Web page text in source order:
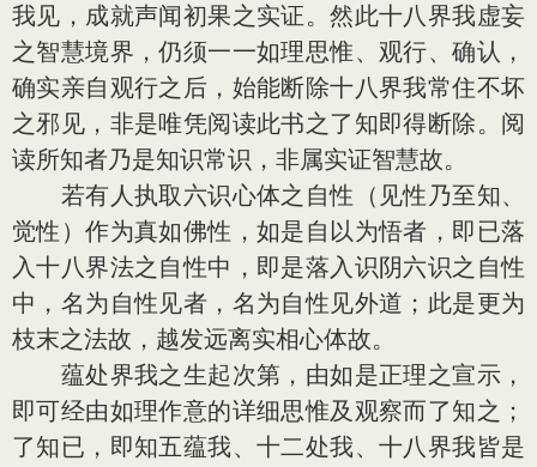
我见，成就声闻初果之实证。然此十八界我虚妄
之智慧境界，仍须一一如理思惟、观行、确认，
确实亲自观行之后，始能断除十八界我常住不坏
之邪见，非是唯凭阅读此书之了知即得断除。阅
读所知者乃是知识常识，非属实证智慧故。
若有人执取六识心体之自性（见性乃至知、
觉性）作为真如佛性，如是自以为悟者，即已落
入十八界法之自性中，即是落入识阴六识之自性
中，名为自性见者，名为自性见外道；此是更为
枝末之法故，越发远离实相心体故。
蕴处界我之生起次第，由如是正理之宣示，
即可经由如理作意的详细思惟及观察而了知之；
了知已，即知五蕴我、十二处我、十八界我皆是